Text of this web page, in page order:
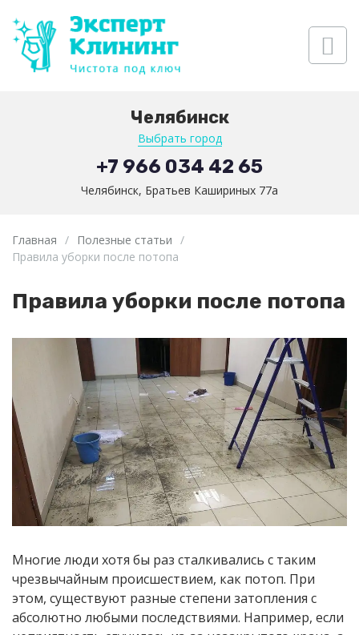
Челябинск
Выбрать город
+7 966 034 42 65
Челябинск, Братьев Кашириных 77а
Главная / Полезные статьи /
Правила уборки после потопа
Правила уборки после потопа
Многие люди хотя бы раз сталкивались с таким
чрезвычайным происшествием, как потоп. При
этом, существуют разные степени затопления с
абсолютно любыми последствиями. Например, если